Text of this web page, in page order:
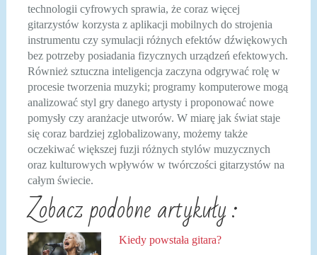
technologii cyfrowych sprawia, że coraz więcej
gitarzystów korzysta z aplikacji mobilnych do strojenia
instrumentu czy symulacji różnych efektów dźwiękowych
bez potrzeby posiadania fizycznych urządzeń efektowych.
Również sztuczna inteligencja zaczyna odgrywać rolę w
procesie tworzenia muzyki; programy komputerowe mogą
analizować styl gry danego artysty i proponować nowe
pomysły czy aranżacje utworów. W miarę jak świat staje
się coraz bardziej zglobalizowany, możemy także
oczekiwać większej fuzji różnych stylów muzycznych
oraz kulturowych wpływów w twórczości gitarzystów na
całym świecie.
Zobacz podobne artykuły :
Kiedy powstała gitara?